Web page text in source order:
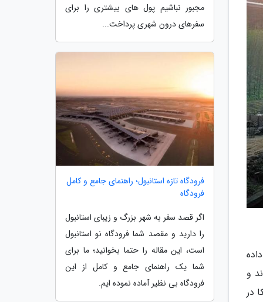
اند و
120 سال، در آمریکا در
مجبور نباشیم پول های بیشتری را برای
سفرهای درون شهری پرداخت...
فرودگاه تازه استانبول؛ راهنمای جامع و کامل
فرودگاه
اگر قصد سفر به شهر بزرگ و زیبای استانبول
را دارید و مقصد شما فرودگاه نو استانبول
است، این مقاله را حتما بخوانید؛ ما برای
شما یک راهنمای جامع و کامل از این
فرودگاه بی نظیر آماده نموده ایم.